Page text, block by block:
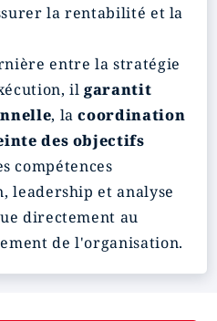
la rentabilité et la
entre la stratégie
ilgarantit
, lacoordination
des objectifs
compétences
leadership et analyse
directement au
de l'organisation.